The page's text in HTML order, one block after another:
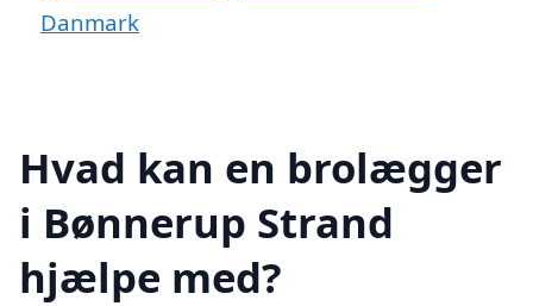
Danmark
Hvad kan en brolægger
i Bønnerup Strand
hjælpe med?